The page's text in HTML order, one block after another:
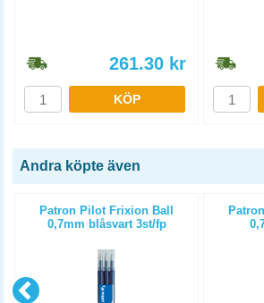
261.30 kr
KÖP
Andra köpte även
Patron Pilot Frixion Ball
0,7mm blåsvart 3st/fp